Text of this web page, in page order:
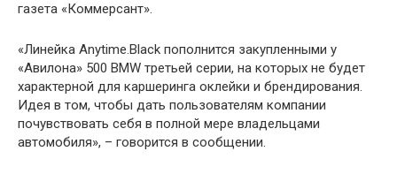
газета «Коммерсант».
«Линейка Anytime.Black пополнится закупленными у
«Авилона» 500 BMW третьей серии, на которых не будет
характерной для каршеринга оклейки и брендирования.
Идея в том, чтобы дать пользователям компании
почувствовать себя в полной мере владельцами
автомобиля», – говорится в сообщении.